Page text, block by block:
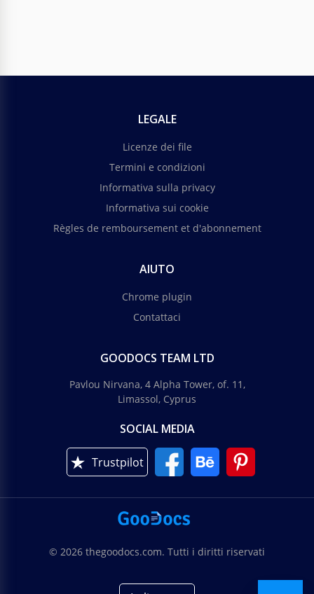
LEGALE
Licenze dei file
Termini e condizioni
Informativa sulla privacy
Informativa sui cookie
Règles de remboursement et d'abonnement
AIUTO
Chrome plugin
Contattaci
GOODOCS TEAM LTD
Pavlou Nirvana, 4 Alpha Tower, of. 11,
Limassol, Cyprus
SOCIAL MEDIA
Trustpilot
© 2026 thegoodocs.com. Tutti i diritti riservati